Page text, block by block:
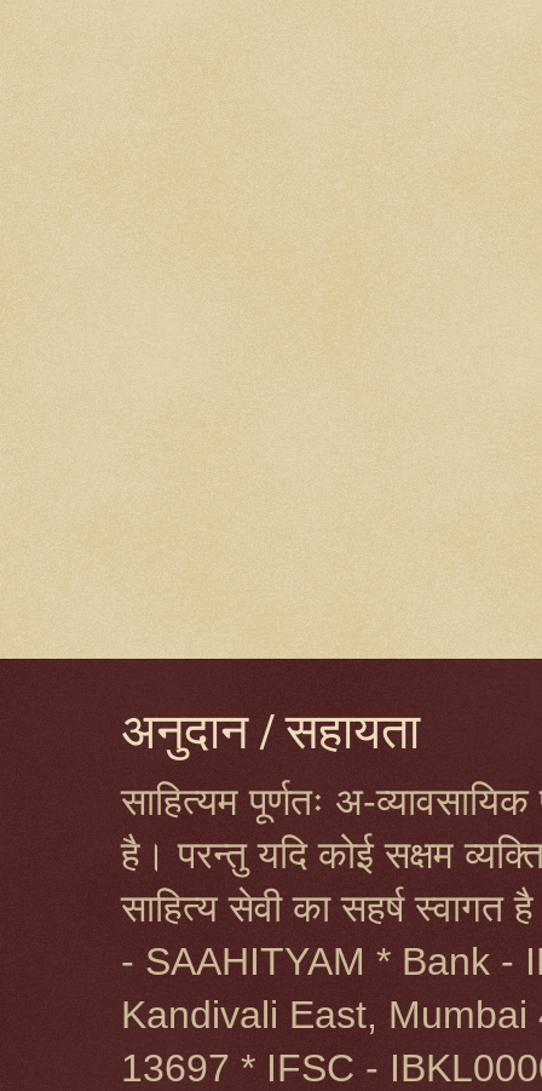
अनुदान / सहायता
साहित्यम पूर्णतः अ-
है। परन्तु यदि कोई सक्षम
साहित्य सेवी का सहर्ष
- SAAHITYAM * Bank -
Kandivali East,
13697 * IFSC -